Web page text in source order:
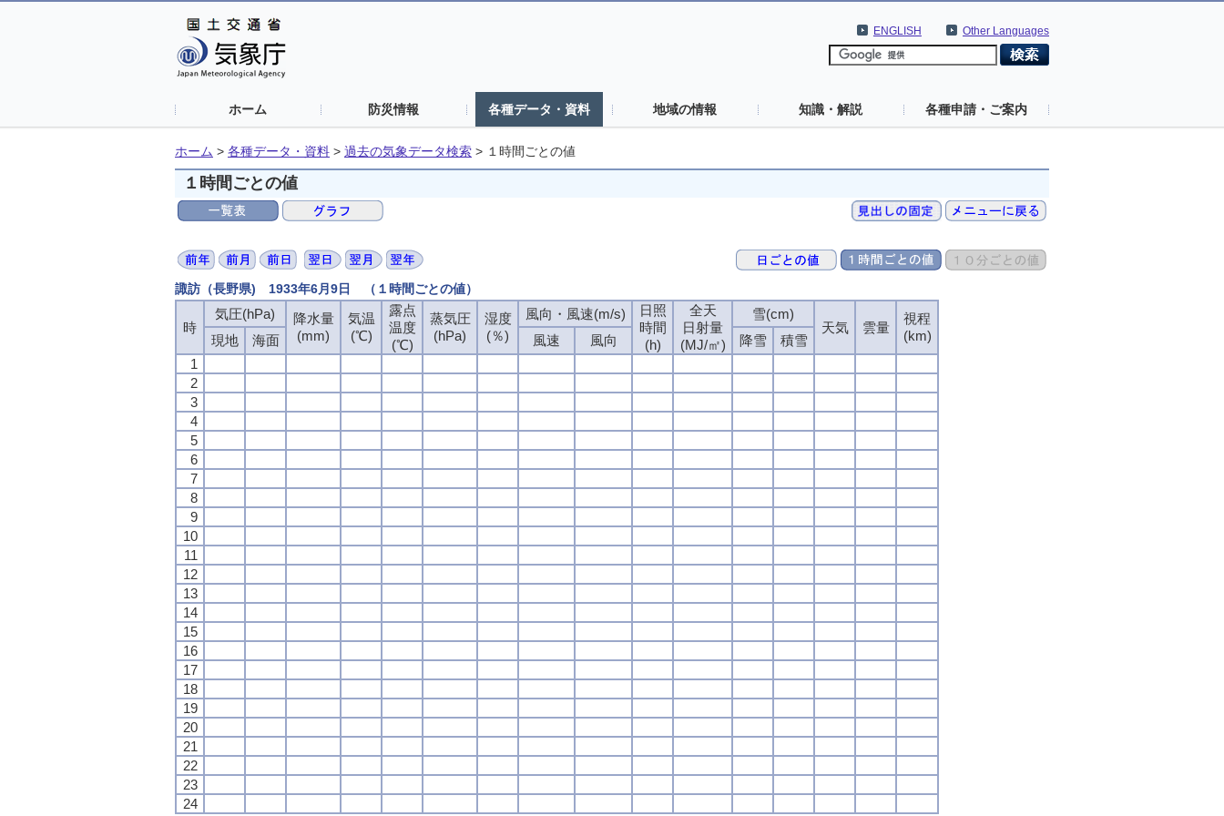
Other Languages
ENGLISH
ホーム 防災情報 各種データ・資料 地域の情報 知識・解説 各種申請・ご案内
ホーム > 各種データ・資料 > 過去の気象データ検索 > １時間ごとの値
１時間ごとの値
諏訪（長野県) 1933年6月9日 （１時間ごとの値）
時
気圧(hPa)
降水量
(mm)
気温
(℃)
露点
温度
(℃)
蒸気圧
(hPa)
湿度
(％)
風向・風速(m/s)
日照
時間
(h)
全天
日射量
(MJ/㎡)
雪(cm)
天気
雲量
視程
(km)
現地 海面 風速 風向 降雪
積雪
1
2
3
4
5
6
7
8
9
10
11
12
13
14
15
16
17
18
19
20
21
22
23
24